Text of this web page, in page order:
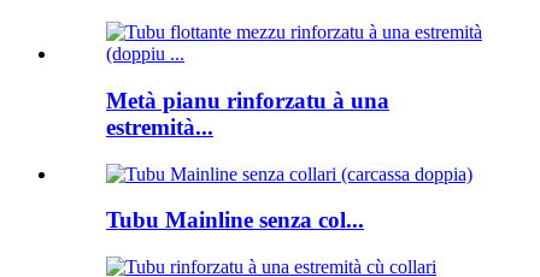
Metà pianu rinforzatu à una
estremità...
Tubu Mainline senza col...